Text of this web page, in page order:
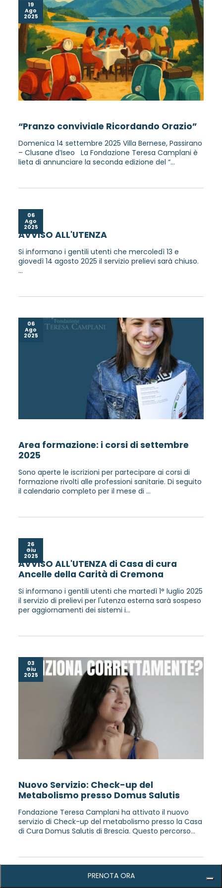
PRENOTA ORA
19
Ago
2025
“Pranzo conviviale Ricordando Orazio”
Domenica 14 settembre 2025 Villa Bernese, Passirano
– Clusane d’Iseo La Fondazione Teresa Camplani è
lieta di annunciare la seconda edizione del “...
06
Ago
2025
AVVISO ALL'UTENZA
Si informano i gentili utenti che mercoledì 13 e
giovedì 14 agosto 2025 il servizio prelievi sarà chiuso.
...
06
Ago
2025
Area formazione: i corsi di settembre
2025
Sono aperte le iscrizioni per partecipare ai corsi di
formazione rivolti alle professioni sanitarie. Di seguito
il calendario completo per il mese di ...
26
Giu
2025
AVVISO ALL'UTENZA di Casa di cura
Ancelle della Carità di Cremona
Si informano i gentili utenti che martedì 1° luglio 2025
il servizio di prelievi per l'utenza esterna sarà sospeso
per aggiornamenti dei sistemi i...
03
Giu
2025
Nuovo Servizio: Check-up del
Metabolismo presso Domus Salutis
Fondazione Teresa Camplani ha attivato il nuovo
servizio di Check-up del metabolismo presso la Casa
di Cura Domus Salutis di Brescia. Questo percorso...